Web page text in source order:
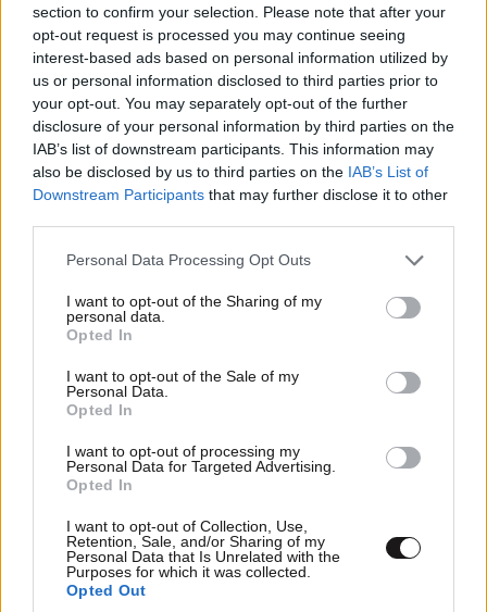
section to confirm your selection. Please note that after your
opt-out request is processed you may continue seeing
interest-based ads based on personal information utilized by
us or personal information disclosed to third parties prior to
your opt-out. You may separately opt-out of the further
disclosure of your personal information by third parties on the
IAB’s list of downstream participants. This information may
also be disclosed by us to third parties on the IAB’s List of
Downstream Participants that may further disclose it to other
Please note that this website/app uses one or more Google
not limited to your visit or usage behaviour. You may click to
grant or deny consent to Google and its third-party tags to
use your data for below specified purposes in below Google
consent section.
Personal Data Processing Opt Outs
I want to opt-out of the Sharing of my
personal data.
Opted In
I want to opt-out of the Sale of my
Personal Data.
Opted In
I want to opt-out of processing my
Personal Data for Targeted Advertising.
Opted In
I want to opt-out of Collection, Use,
Retention, Sale, and/or Sharing of my
Personal Data that Is Unrelated with the
Purposes for which it was collected.
Opted Out
ΚΟΣΜΟΣ09·08·2026 07:44